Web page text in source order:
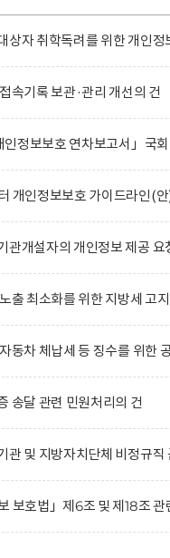
상자 취학독려를 위한 개인정
속기록 보관·관리 개선의 건
인정보보호 연차보고서」국
개인정보보호 가이드라인(
관개설자의 개인정보 제공 요
출 최소화를 위한 지방세 고
동차 체납세 등 징수를 위한
송달 관련 민원처리의 건
관 및 지방자치단체 비정규
보호법」제6조 및 제18조 관